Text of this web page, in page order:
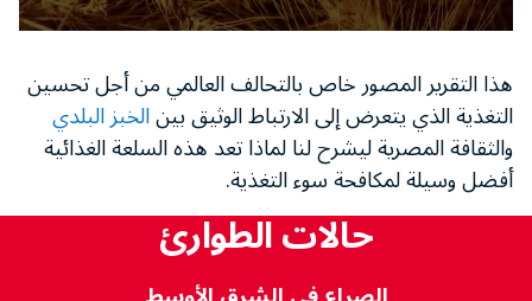
4
minutes,
seconds
هذا التقرير المصور خاص بالتحالف العالمي من أجل تحسين
التغذية الذي يتعرض إلى الارتباط الوثيق بينالخبز البلدي
والثقافة المصرية ليشرح لنا لماذا تعد هذه السلعة الغذائية
أفضل وسيلة لمكافحة سوء التغذية.
حالات الطوارئ